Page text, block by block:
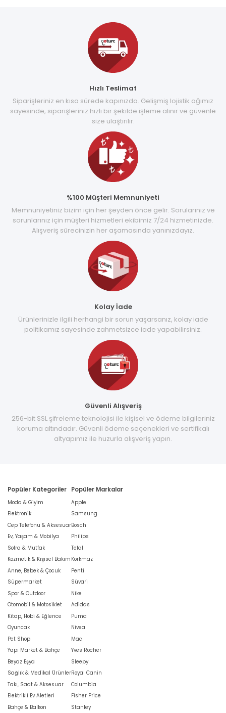
Hızlı Teslimat
Siparişleriniz en kısa sürede kapınızda. Gelişmiş lojistik ağımız
sayesinde, siparişleriniz hızlı bir şekilde işleme alınır ve güvenle
size ulaştırılır.
%100 Müşteri Memnuniyeti
Memnuniyetiniz bizim için her şeyden önce gelir. Sorularınız ve
sorunlarınız için müşteri hizmetleri ekibimiz 7/24 hizmetinizde.
Alışveriş sürecinizin her aşamasında yanınızdayız.
Kolay İade
Ürünlerinizle ilgili herhangi bir sorun yaşarsanız, kolay iade
politikamız sayesinde zahmetsizce iade yapabilirsiniz.
Güvenli Alışveriş
256-bit SSL şifreleme teknolojisi ile kişisel ve ödeme bilgileriniz
koruma altındadır. Güvenli ödeme seçenekleri ve sertifikalı
altyapımız ile huzurla alışveriş yapın.
Popüler Kategoriler
Moda & Giyim
Elektronik
Cep Telefonu & Aksesuar
Ev, Yaşam & Mobilya
Sofra & Mutfak
Kozmetik & Kişisel Bakım
Anne, Bebek & Çocuk
Süpermarket
Spor & Outdoor
Otomobil & Motosiklet
Kitap, Hobi & Eğlence
Oyuncak
Pet Shop
Yapı Market & Bahçe
Beyaz Eşya
Sağlık & Medikal Ürünler
Takı, Saat & Aksesuar
Elektrikli Ev Aletleri
Bahçe & Balkon
Popüler Markalar
Apple
Samsung
Bosch
Philips
Tefal
Korkmaz
Penti
Süvari
Nike
Adidas
Puma
Nivea
Mac
Yves Rocher
Sleepy
Royal Canin
Columbia
Fisher Price
Stanley